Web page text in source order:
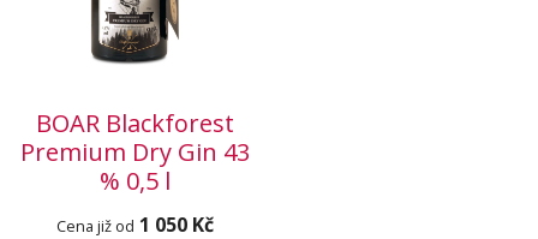
BOAR Blackforest
Premium Dry Gin 43
% 0,5 l
Cena již od 1 050 Kč